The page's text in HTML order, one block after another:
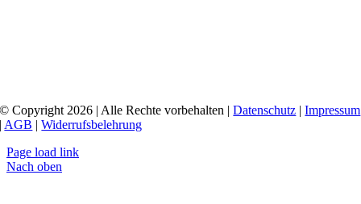
© Copyright 2026 | Alle Rechte vorbehalten |Datenschutz |Impressum
| AGB |Widerrufsbelehrung
Page load link
Nach oben